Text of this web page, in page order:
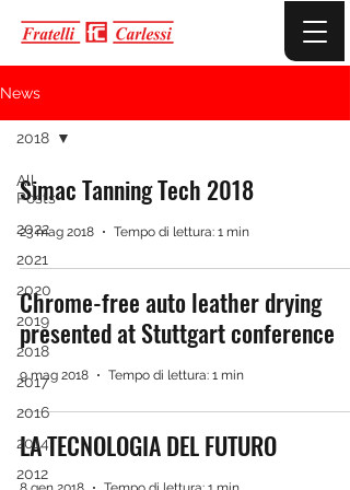
News
All
Posts
2022
2021
2020
2019
2018
2017
2016
2014
2012
2018
Simac Tanning Tech 2018
23 mag 2018 Tempo di lettura: 1 min
Chrome-free auto leather drying
presented at Stuttgart conference
9 mag 2018 Tempo di lettura: 1 min
LA TECNOLOGIA DEL FUTURO